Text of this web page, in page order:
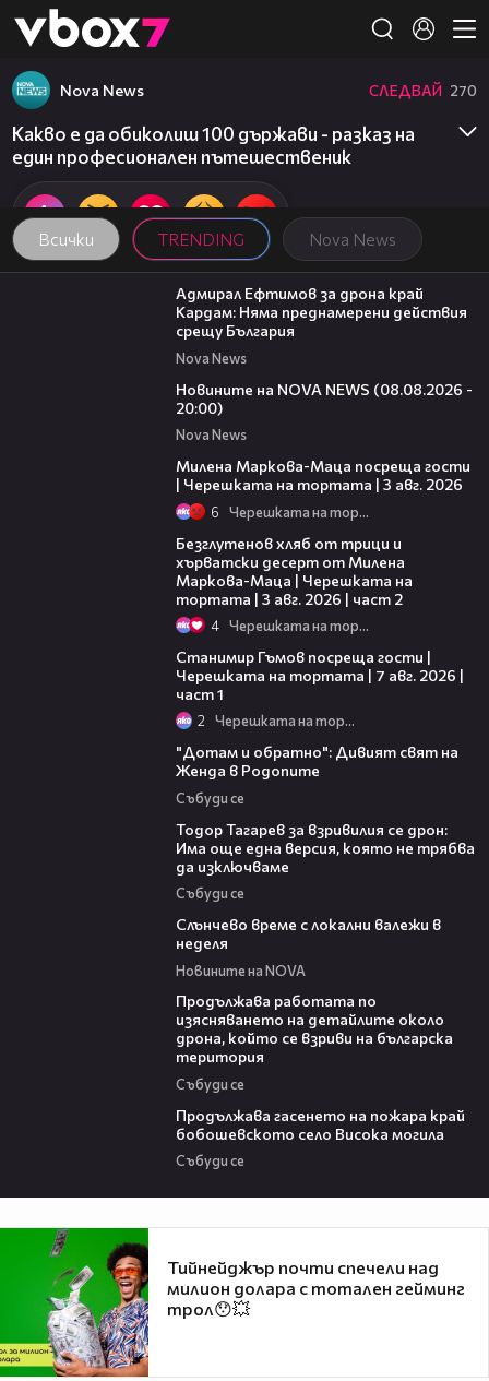
👾
Всички TRENDING Nova News
Nova News СЛЕДВАЙ 270
Какво е да обиколиш 100 държави - разказ на
един професионален пътешественик
01:48
Адмирал Ефтимов за дрона край
Кардам: Няма преднамерени действия
срещу България
Nova News
Новините на NOVA NEWS (08.08.2026 -
20:00)
Nova News
Милена Маркова-Маца посреща гости
| Черешката на тортата | 3 авг. 2026
6 Черешката на тортата
Безглутенов хляб от трици и
хърватски десерт от Милена
Маркова-Маца | Черешката на
тортата | 3 авг. 2026 | част 2
4 Черешката на тортата
Станимир Гъмов посреща гости |
Черешката на тортата | 7 авг. 2026 |
част 1
2 Черешката на тортата
"Дотам и обратно": Дивият свят на
Женда в Родопите
Събуди се
Тодор Тагарев за взривилия се дрон:
Има още една версия, която не трябва
да изключваме
Събуди се
Слънчево време с локални валежи в
неделя
Новините на NOVA
Продължава работата по
изясняването на детайлите около
дрона, който се взриви на българска
територия
Събуди се
Продължава гасенето на пожара край
бобошевското село Висока могила
Събуди се
Тийнейджър почти спечели над
милион долара с тотален гейминг
трол😯💥